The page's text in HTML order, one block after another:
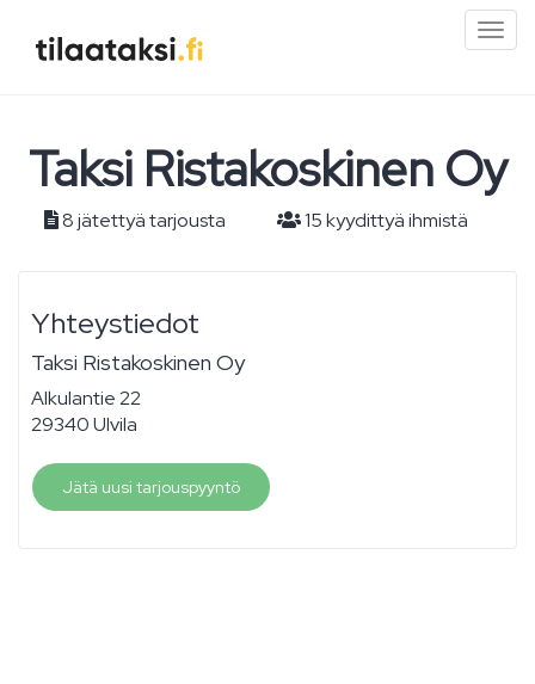
Taksi Ristakoskinen Oy
8 jätettyä tarjousta 15 kyydittyä ihmistä
Yhteystiedot
Taksi Ristakoskinen Oy
Alkulantie 22
29340 Ulvila
Jätä uusi tarjouspyyntö